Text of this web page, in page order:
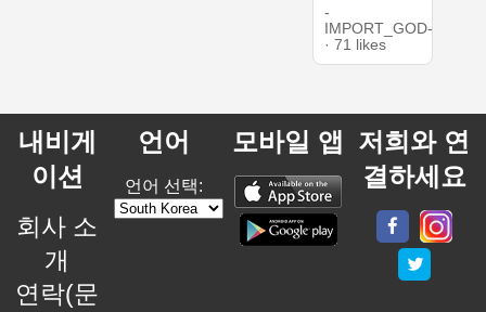
-
IMPORT_GOD-
· 71 likes
내비게
이션
회사 소
개
연락(문
언어
언어 선택:
모바일 앱 저희와 연
결하세요